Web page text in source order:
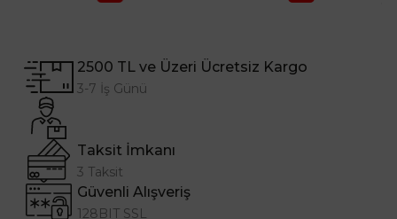
2500 TL ve Üzeri Ücretsiz Kargo
3-7 İş Günü
Taksit İmkanı
3 Taksit
Güvenli Alışveriş
128BIT SSL